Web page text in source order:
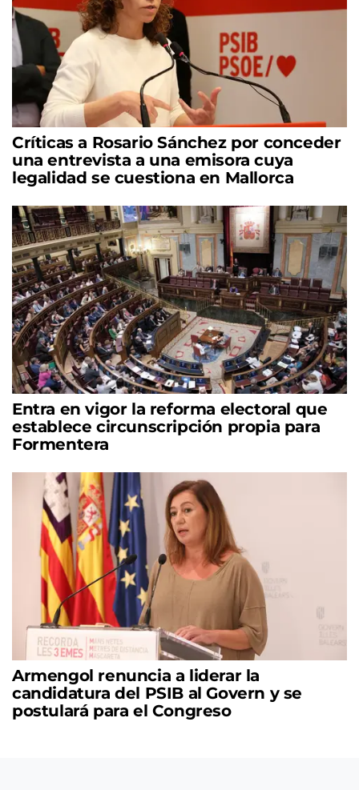
Críticas a Rosario Sánchez por conceder
una entrevista a una emisora cuya
legalidad se cuestiona en Mallorca
Entra en vigor la reforma electoral que
establece circunscripción propia para
Formentera
Armengol renuncia a liderar la
candidatura del PSIB al Govern y se
postulará para el Congreso